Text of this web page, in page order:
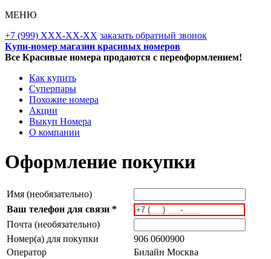
МЕНЮ
+7 (999) XXX-XX-XX заказать обратный звонок
Купи-номер магазин красивых номеров
Все Красивые номера продаются с переоформлением!
Как купить
Суперпары
Похожие номера
Акции
Выкуп Номера
О компании
Оформление покупки
Имя (необязательно)
Ваш телефон для связи *
Почта (необязательно)
Номер(а) для покупки
906 0600900
Оператор
Билайн Москва